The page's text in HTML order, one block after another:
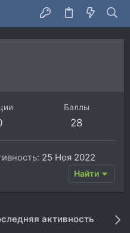
Баллы
28
25 Ноя 2022
Найти
активность